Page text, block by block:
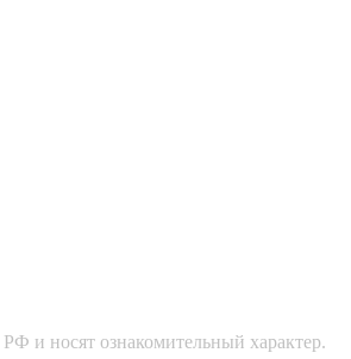
и носят ознакомительный характер.